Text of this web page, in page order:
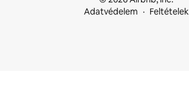
Adatvédelem
Feltételek